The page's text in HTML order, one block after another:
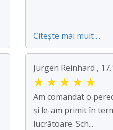
Citește mai mult ...
Jürgen Reinhard ,
★ ★ ★ ★ ★
Am comandat o
și le-am primit în
lucrătoare. Sch...